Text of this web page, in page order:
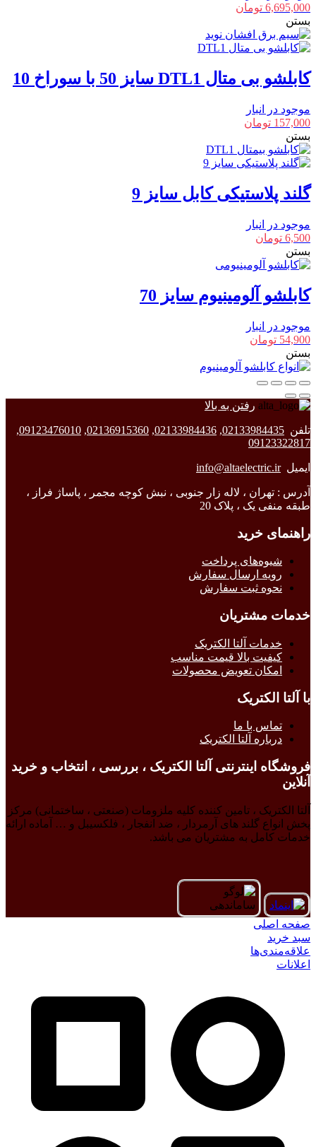
6,695,000 تومان
بستن
کابلشو بی متال DTL1 سایز 50 با سوراخ 10
موجود در انبار
157,000 تومان
بستن
گلند پلاستیکی کابل سایز 9
موجود در انبار
6,500 تومان
بستن
کابلشو آلومینیوم سایز 70
موجود در انبار
54,900 تومان
بستن
رفتن به بالا
تلفن 02133984435
,
02133984436
,
02136915360
,
09123476010
,
09123322817
ایمیلinfo@altaelectric.ir
آدرس : تهران ، لاله زار جنوبی ، نبش کوچه مجمر ، پاساژ فراز ،
طبقه منفی یک ، پلاک 20
راهنمای خرید
شیوه‌های پرداخت
رویه ارسال سفارش
نحوه ثبت سفارش
خدمات مشتریان
خدمات آلتا الکتریک
کیفیت بالا قیمت مناسب
امکان تعویض محصولات
با آلتا الکتریک
تماس با ما
درباره آلتا الکتریک
فروشگاه اینترنتی آلتا الکتریک ، بررسی ، انتخاب و خرید
آنلاین
آلتا الکتریک ، تامین کننده کلیه ملزومات (صنعتی ، ساختمانی) مرکز
پخش انواع گلند های آرمردار ، ضد انفجار ، فلکسیبل و … آماده ارائه
خدمات کامل به مشتریان می باشد.
صفحه اصلی
سبد خرید
علاقه‌مندی‌ها
اعلانات